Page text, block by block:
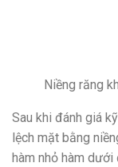
Niềng răng
Sau khi đánh giá
lệch mặt bằng
hàm nhỏ hàm